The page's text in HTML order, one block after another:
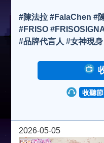
#陳法拉 #FalaChen #
#FRISO
#品牌代言人 #女神現身
收聽
2026-05-05